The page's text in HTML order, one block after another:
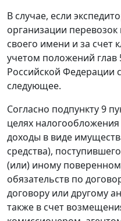
В случае, если
организации
своего имени и за счет
учетом положений глав
Российской Федерации
следующее.
Согласно подпункту 9
целях
доходы в виде
средства),
(или) иному
обязательств по
договору или другому
также в счет